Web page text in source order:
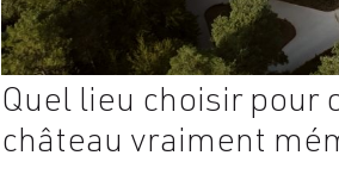
Quel lieu choisir pour
château vraiment